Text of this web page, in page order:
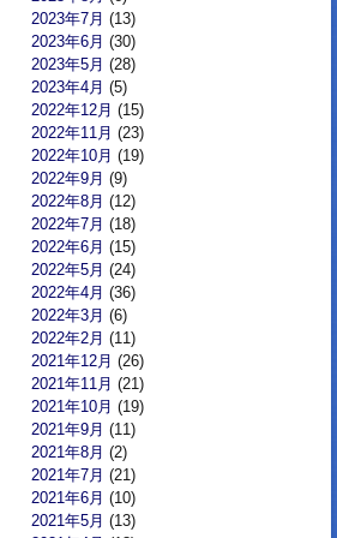
2023年7月 (13)
2023年6月 (30)
2023年5月 (28)
2023年4月 (5)
2022年12月 (15)
2022年11月 (23)
2022年10月 (19)
2022年9月 (9)
2022年8月 (12)
2022年7月 (18)
2022年6月 (15)
2022年5月 (24)
2022年4月 (36)
2022年3月 (6)
2022年2月 (11)
2021年12月 (26)
2021年11月 (21)
2021年10月 (19)
2021年9月 (11)
2021年8月 (2)
2021年7月 (21)
2021年6月 (10)
2021年5月 (13)